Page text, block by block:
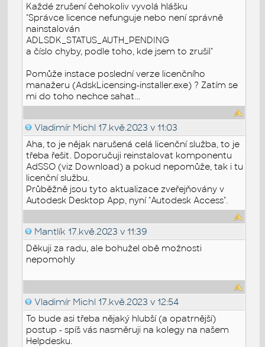
Každé zrušení čehokoliv vyvolá hlášku
"Správce licence nefunguje nebo není správně
nainstalován
ADLSDK_STATUS_AUTH_PENDING
a číslo chyby, podle toho, kde jsem to zrušil"
Pomůže instace poslední verze licenčního
manažeru (AdskLicensing-installer.exe) ? Zatím se
mi do toho nechce sahat...
Vladimír Michl 17.kvě.2023 v 11:03
Aha, to je nějak narušená celá licenční služba, to je
třeba řešit. Doporučuji reinstalovat komponentu
AdSSO (viz Download) a pokud nepomůže, tak i tu
licenční službu.
Průběžně jsou tyto aktualizace zveřejňovány v
Autodesk Desktop App, nyní "Autodesk Access".
Mantlík 17.kvě.2023 v 11:39
Děkuji za radu, ale bohužel obě možnosti
nepomohly
Vladimír Michl 17.kvě.2023 v 12:54
To bude asi třeba nějaký hlubší (a opatrnější)
postup - spíš vás nasměruji na kolegy na našem
Helpdesku.